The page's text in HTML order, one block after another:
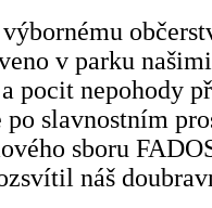
v parku
pocit nepohody
po slavnostním
sboru
náš